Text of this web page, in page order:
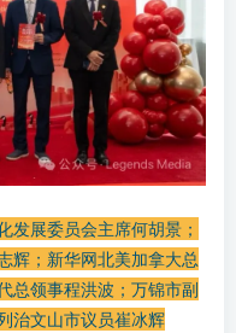
发展委员会主席何胡景；
辉；新华网北美加拿大总
总领事程洪波；万锦市副
治文山市议员崔冰辉